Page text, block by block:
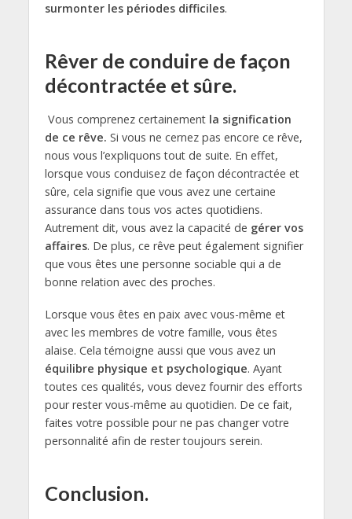
surmonter les périodes difficiles.
Rêver de conduire de façon
décontractée et sûre.
Vous comprenez certainement la signification
de ce rêve. Si vous ne cernez pas encore ce rêve,
nous vous l’expliquons tout de suite. En effet,
lorsque vous conduisez de façon décontractée et
sûre, cela signifie que vous avez une certaine
assurance dans tous vos actes quotidiens.
Autrement dit, vous avez la capacité de gérer vos
affaires. De plus, ce rêve peut également signifier
que vous êtes une personne sociable qui a de
bonne relation avec des proches.
Lorsque vous êtes en paix avec vous-même et
avec les membres de votre famille, vous êtes
alaise. Cela témoigne aussi que vous avez un
équilibre physique et psychologique. Ayant
toutes ces qualités, vous devez fournir des efforts
pour rester vous-même au quotidien. De ce fait,
faites votre possible pour ne pas changer votre
personnalité afin de rester toujours serein.
Conclusion.